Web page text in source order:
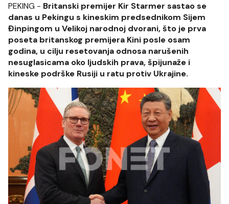
PEKING - Britanski premijer Kir Starmer sastao se
danas u Pekingu s kineskim predsednikom Sijem
Đinpingom u Velikoj narodnoj dvorani, što je prva
poseta britanskog premijera Kini posle osam
godina, u cilju resetovanja odnosa narušenih
nesuglasicama oko ljudskih prava, špijunaže i
kineske podrške Rusiji u ratu protiv Ukrajine.